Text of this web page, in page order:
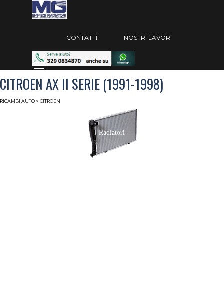
Vai ai contenuti
Salta menù
CONTATTI NOSTRI LAVORI
Salta menù
CITROEN AX II SERIE (1991-1998)
RICAMBI AUTO > CITROEN
Radiatori